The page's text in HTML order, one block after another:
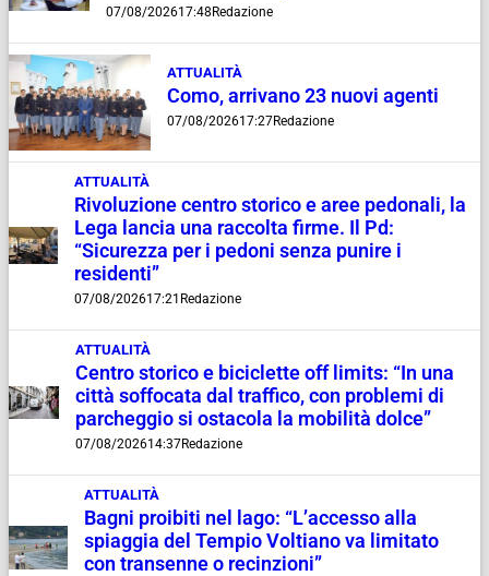
07/08/202617:48 Redazione
ATTUALITÀ
Como, arrivano 23 nuovi agenti
07/08/202617:27Redazione
ATTUALITÀ
Rivoluzione centro storico e aree pedonali, la
Lega lancia una raccolta firme. Il Pd:
“Sicurezza per i pedoni senza punire i
residenti”
07/08/202617:21 Redazione
ATTUALITÀ
Centro storico e biciclette off limits: “In una
città soffocata dal traffico, con problemi di
parcheggio si ostacola la mobilità dolce”
07/08/202614:37Redazione
ATTUALITÀ
Bagni proibiti nel lago: “L’accesso alla
spiaggia del Tempio Voltiano va limitato
con transenne o recinzioni”